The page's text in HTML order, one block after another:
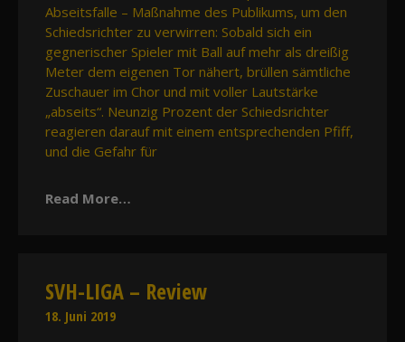
Abseitsfalle – Maßnahme des Publikums, um den
Schiedsrichter zu verwirren: Sobald sich ein
gegnerischer Spieler mit Ball auf mehr als dreißig
Meter dem eigenen Tor nähert, brüllen sämtliche
Zuschauer im Chor und mit voller Lautstärke
„abseits“. Neunzig Prozent der Schiedsrichter
reagieren darauf mit einem entsprechenden Pfiff,
und die Gefahr für
Read More…
SVH-LIGA – Review
18. Juni 2019